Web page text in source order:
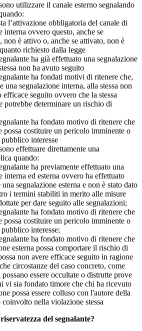
utilizzare il canale esterno segnalando
l’attivazione obbligatoria del canale di
interna ovvero questo, anche se
non è attivo o, anche se attivato, non è
richiesto dalla legge
ha già effettuato una segnalazione
non ha avuto seguito
ha fondati motivi di ritenere che,
una segnalazione interna, alla stessa non
efficace seguito ovvero che la stessa
potrebbe determinare un rischio di
ha fondato motivo di ritenere che
possa costituire un pericolo imminente o
interesse
effettuare direttamente una
quando:
ha previamente effettuato una
interna ed esterna ovvero ha effettuato
segnalazione esterna e non è stato dato
i termini stabiliti in merito alle misure
per dare seguito alle segnalazioni;
ha fondato motivo di ritenere che
possa costituire un pericolo imminente o
interesse;
ha fondato motivo di ritenere che
esterna possa comportare il rischio di
non avere efficace seguito in ragione
circostanze del caso concreto, come
essere occultate o distrutte prove
vi sia fondato timore che chi ha ricevuto
possa essere colluso con l'autore della
nella violazione stessa
del segnalante?